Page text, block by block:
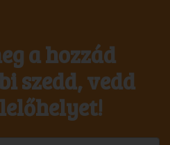
a hozzád
szedd, vedd